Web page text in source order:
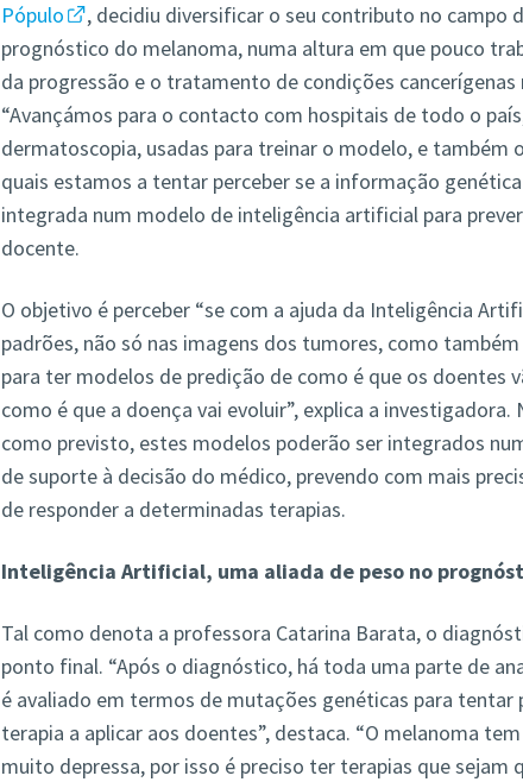
Pópulo
, decidiu diversificar o seu contributo no campo
prognóstico do melanoma, numa altura em que pouco
da progressão e o tratamento de condições cancerígenas
“Avançámos para o contacto com hospitais de todo o
dermatoscopia, usadas para treinar o modelo, e também
quais estamos a tentar perceber se a informação
integrada num modelo de inteligência artificial para
docente.
O objetivo é perceber “se com a ajuda da Inteligência
padrões, não só nas imagens dos tumores, como
para ter modelos de predição de como é que os doentes
como é que a doença vai evoluir”, explica a
como previsto, estes modelos poderão ser integrados
de suporte à decisão do médico, prevendo com mais
de responder a determinadas terapias.
Inteligência Artificial, uma aliada de peso no
Tal como denota a professora Catarina Barata, o
ponto final. “Após o diagnóstico, há toda uma parte de
é avaliado em termos de mutações genéticas para tentar
terapia a aplicar aos doentes”, destaca. “O melanoma
muito depressa, por isso é preciso ter terapias que sejam